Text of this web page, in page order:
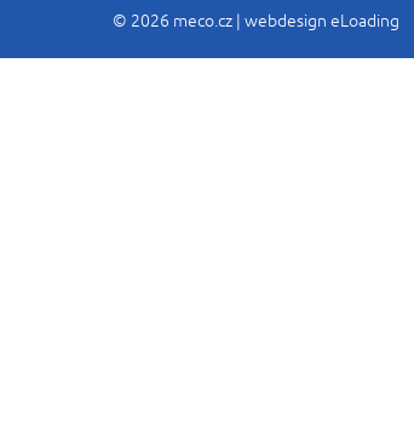
© 2026 meco.cz | webdesign eLoading